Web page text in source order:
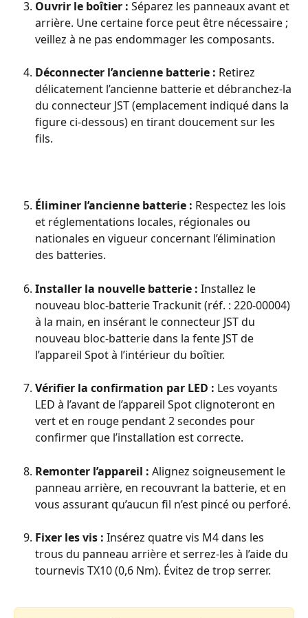
Ouvrir le boîtier : Séparez les panneaux avant et
arrière. Une certaine force peut être nécessaire ;
veillez à ne pas endommager les composants.
Déconnecter l’ancienne batterie : Retirez
délicatement l’ancienne batterie et débranchez-la
du connecteur JST (emplacement indiqué dans la
figure ci-dessous) en tirant doucement sur les
fils.
Éliminer l’ancienne batterie : Respectez les lois
et réglementations locales, régionales ou
nationales en vigueur concernant l’élimination
des batteries.
Installer la nouvelle batterie : Installez le
nouveau bloc-batterie Trackunit (réf. : 220-00004)
à la main, en insérant le connecteur JST du
nouveau bloc-batterie dans la fente JST de
l’appareil Spot à l’intérieur du boîtier.
Vérifier la confirmation par LED : Les voyants
LED à l’avant de l’appareil Spot clignoteront en
vert et en rouge pendant 2 secondes pour
confirmer que l’installation est correcte.
Remonter l’appareil : Alignez soigneusement le
panneau arrière, en recouvrant la batterie, et en
vous assurant qu’aucun fil n’est pincé ou perforé.
Fixer les vis : Insérez quatre vis M4 dans les
trous du panneau arrière et serrez-les à l’aide du
tournevis TX10 (0,6 Nm). Évitez de trop serrer.